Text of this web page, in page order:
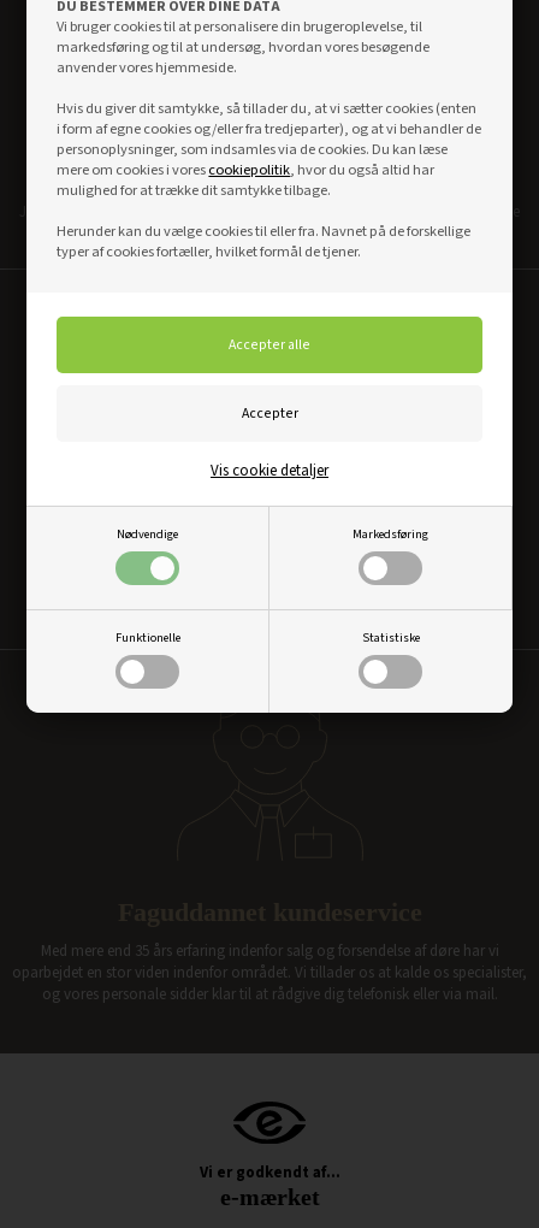
DU BESTEMMER OVER DINE DATA
Vi bruger cookies til at personalisere din brugeroplevelse, til
markedsføring og til at undersøg, hvordan vores besøgende
anvender vores hjemmeside.
Hvis du giver dit samtykke, så tillader du, at vi sætter cookies (enten
i form af egne cookies og/eller fra tredjeparter), og at vi behandler de
personoplysninger, som indsamles via de cookies. Du kan læse
mere om cookies i vorescookiepolitik, hvor du også altid har
mulighed for at trække dit samtykke tilbage.
Herunder kan du vælge cookies til eller fra. Navnet på de forskellige
typer af cookies fortæller, hvilket formål de tjener.
Nødvendige Markedsføring
Funktionelle Statistiske
Vis cookie detaljer
Bredt udvalg og skarpe priser
konkurrecedygtige priser og vi går aldrig på kompromis med kvalitet.
Levering indenfor 48-72 timer
Vi er fleksible omkring valg af leveringsdag. Langt hovedparten af vores
produkter kan leveres inden for 48-72 timer på hverdage. Hvis anden
leveringsdag ønskes, vælges det blot ved bestilling.
Med mere end 35 års erfaring indenfor salg og forsendelse af døre har vi
oparbejdet en stor viden indenfor området. Vi tillader os at kalde os specialister,
og vores personale sidder klar til at rådgive dig telefonisk eller via mail.
Vi er godkendt af...
e-mærket